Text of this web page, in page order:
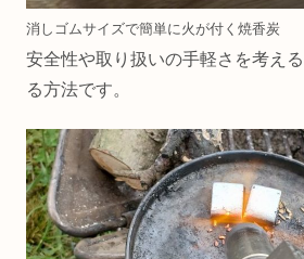
消しゴムサイズで簡単に火が付く焼香炭
安全性や取り扱いの手軽さを考え
る方法です。